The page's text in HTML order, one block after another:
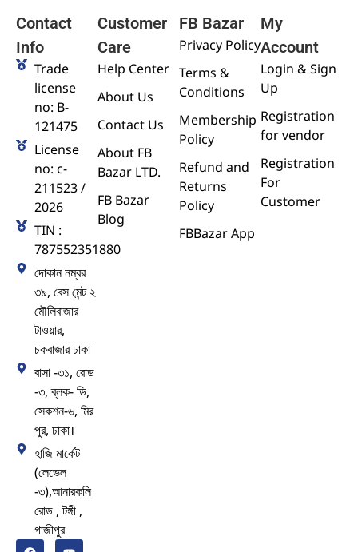
Contact
Info
Trade
license
no: B-
121475
License
no: c-
211523 /
2026
TIN :
787552351880
দোকান নম্বর
৩৯, বেস মেন্ট ২
মৌলিবাজার
টাওয়ার,
চকবাজার ঢাকা
বাসা -৩১, রোড
-৩, ব্লক- ডি,
সেকশন-৬, মির
পুর, ঢাকা।
হাজি মার্কেট
(লেভেল
-৩),আনারকলি
রোড , টঙ্গী ,
গাজীপুর
Customer
Care
Help Center
About Us
Contact Us
About FB
Bazar LTD.
FB Bazar
Blog
FB Bazar
Privacy Policy
Terms &
Conditions
Membership
Policy
Refund and
Returns
Policy
FBBazar App
My
Account
Login & Sign
Up
Registration
for vendor
Registration
For
Customer